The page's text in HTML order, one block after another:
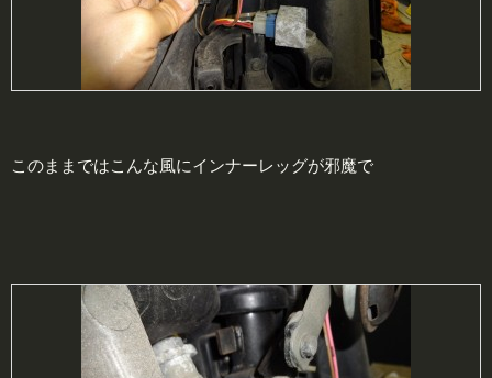
このままではこんな風にインナーレッグが邪魔で